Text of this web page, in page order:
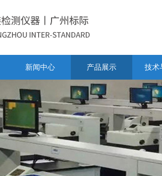
新闻中心 产品展示 技术